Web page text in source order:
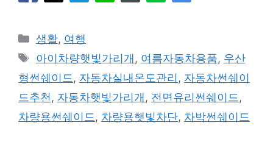
카
테
리
생활, 여행
태
그
아이차량햇빛가리개, 여름자동차용품, 우산
형썬쉐이드 , 자동차실내온도관리, 자동차썬쉐이
드추천, 자동차햇빛가리개, 전면유리썬쉐이드 ,
차량용썬쉐이드 , 차량용햇빛차단, 차박썬쉐이드